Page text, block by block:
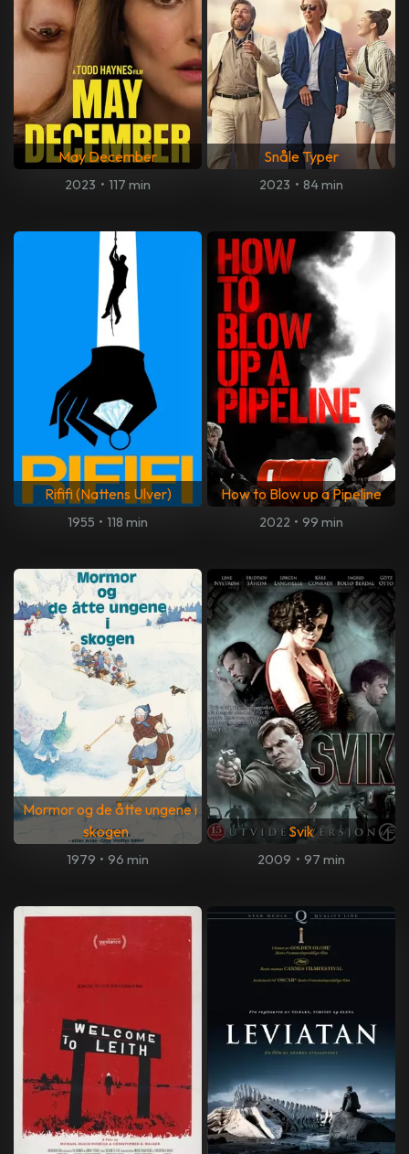
May December
2023 • 117 min
Snåle Typer
2023 • 84 min
Rififi (Nattens Ulver)
1955 • 118 min
How to Blow up a Pipeline
2022 • 99 min
Mormor og de åtte ungene i
skogen
1979 • 96 min
Svik
2009 • 97 min